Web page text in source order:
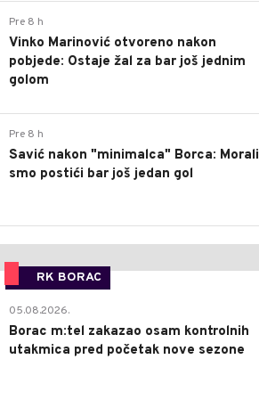
Pre 8 h
Vinko Marinović otvoreno nakon
pobjede: Ostaje žal za bar još jednim
golom
Pre 8 h
Savić nakon "minimalca" Borca: Morali
smo postići bar još jedan gol
RK BORAC
05.08.2026.
Borac m:tel zakazao osam kontrolnih
utakmica pred početak nove sezone